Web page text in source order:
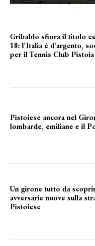
Gribaldo sfiora il titolo
18: l’Italia è d’argento,
per il Tennis Club Pistoia
Pistoiese ancora nel
lombarde, emiliane e il
Un girone tutto da
avversarie nuove sulla
Pistoiese